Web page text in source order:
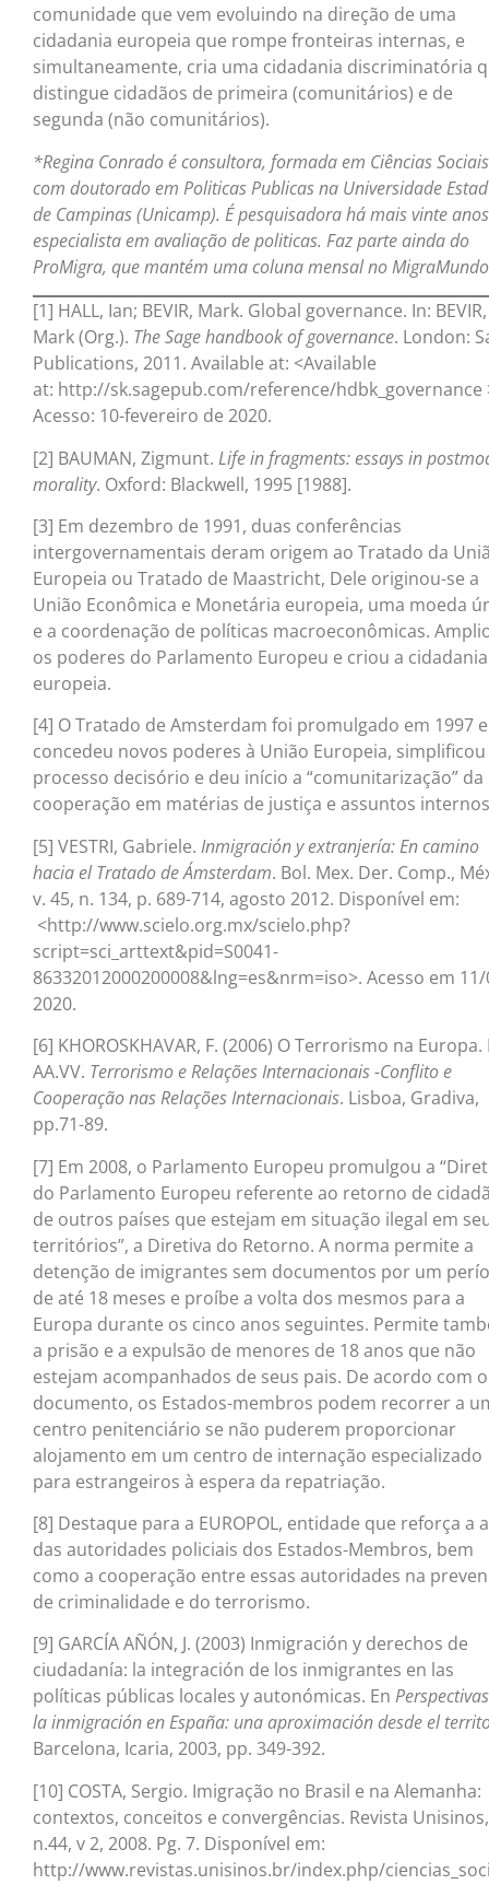
comunidade que vem evoluindo na direção de uma
cidadania europeia que rompe fronteiras internas, e
simultaneamente, cria uma cidadania discriminatória
distingue cidadãos de primeira (comunitários) e de
segunda (não comunitários).
*Regina Conrado é consultora, formada em Ciências Sociais
com doutorado em Politicas Publicas na Universidade
de Campinas (Unicamp). É pesquisadora há mais vinte
especialista em avaliação de politicas. Faz parte ainda do
ProMigra, que mantém uma coluna mensal no MigraMundo
[1] HALL, Ian; BEVIR, Mark. Global governance. In: BEVIR,
Mark (Org.). The Sage handbook of governance. London:
Publications, 2011. Available at: <Available
at: http://sk.sagepub.com/reference/hdbk_governance
Acesso: 10-fevereiro de 2020.
[2] BAUMAN, Zigmunt. Life in fragments: essays in
morality. Oxford: Blackwell, 1995 [1988].
[3] Em dezembro de 1991, duas conferências
intergovernamentais deram origem ao Tratado da
Europeia ou Tratado de Maastricht, Dele originou-se a
União Econômica e Monetária europeia, uma moeda
e a coordenação de políticas macroeconômicas.
os poderes do Parlamento Europeu e criou a cidadania
europeia.
[4] O Tratado de Amsterdam foi promulgado em 1997 e
concedeu novos poderes à União Europeia,
processo decisório e deu início a “comunitarização” da
cooperação em matérias de justiça e assuntos
[5] VESTRI, Gabriele. Inmigración y extranjería: En camino
hacia el Tratado de Ámsterdam. Bol. Mex. Der. Comp.,
v. 45, n. 134, p. 689-714, agosto 2012. Disponível em:
<http://www.scielo.org.mx/scielo.php?
script=sci_arttext&pid=S0041-
86332012000200008&lng=es&nrm=iso>. Acesso em
2020.
[6] KHOROSKHAVAR, F. (2006) O Terrorismo na Europa.
AA.VV. Terrorismo e Relações Internacionais -Conflito e
Cooperação nas Relações Internacionais. Lisboa, Gradiva,
pp.71-89.
[7] Em 2008, o Parlamento Europeu promulgou a
do Parlamento Europeu referente ao retorno de
de outros países que estejam em situação ilegal em
territórios”, a Diretiva do Retorno. A norma permite a
detenção de imigrantes sem documentos por um
de até 18 meses e proíbe a volta dos mesmos para a
Europa durante os cinco anos seguintes. Permite
a prisão e a expulsão de menores de 18 anos que não
estejam acompanhados de seus pais. De acordo com o
documento, os Estados-membros podem recorrer a
centro penitenciário se não puderem proporcionar
alojamento em um centro de internação especializado
para estrangeiros à espera da repatriação.
[8] Destaque para a EUROPOL, entidade que reforça a
das autoridades policiais dos Estados-Membros, bem
como a cooperação entre essas autoridades na
de criminalidade e do terrorismo.
[9] GARCÍA AÑÓN, J. (2003) Inmigración y derechos de
ciudadanía: la integración de los inmigrantes en las
políticas públicas locales y autonómicas. En
la inmigración en España: una aproximación desde el
Barcelona, Icaria, 2003, pp. 349-392.
[10] COSTA, Sergio. Imigração no Brasil e na Alemanha:
contextos, conceitos e convergências. Revista Unisinos,
n.44, v 2, 2008. Pg. 7. Disponível em:
http://www.revistas.unisinos.br/index.php/